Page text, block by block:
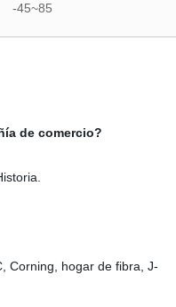
-45~85
de comercio?
Corning, hogar de fibra, J-